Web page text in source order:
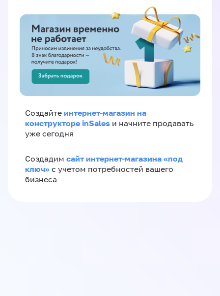
Создайте интернет-магазин на
конструкторе inSales и начните продавать
уже сегодня
Создадим сайт интернет-магазина «под
ключ» с учетом потребностей вашего
бизнеса